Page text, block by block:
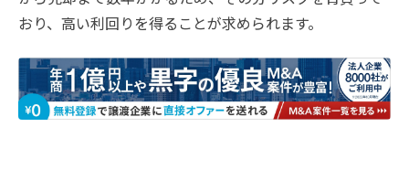
おり、高い利回りを得ることが求められます。